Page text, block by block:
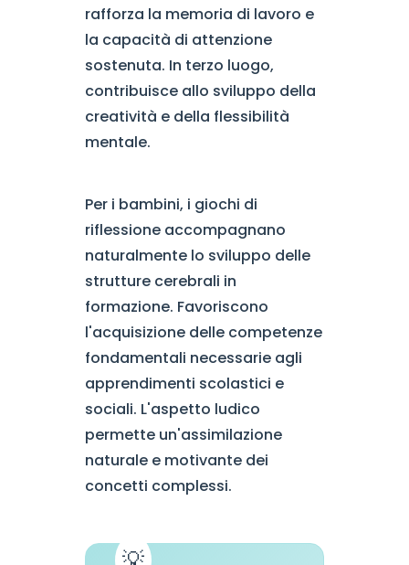
rafforza la memoria di lavoro e
la capacità di attenzione
sostenuta. In terzo luogo,
contribuisce allo sviluppo della
creatività e della flessibilità
mentale.
Per i bambini, i giochi di
riflessione accompagnano
naturalmente lo sviluppo delle
strutture cerebrali in
formazione. Favoriscono
l'acquisizione delle competenze
fondamentali necessarie agli
apprendimenti scolastici e
sociali. L'aspetto ludico
permette un'assimilazione
naturale e motivante dei
concetti complessi.